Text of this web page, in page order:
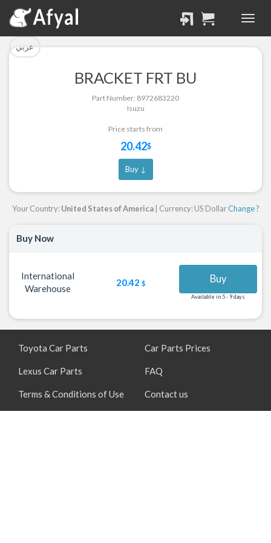
عربي
BRACKET FRT BU
Part Number: 8972683220
Isuzu
Price starts from
20.42$
Buy ↓
Your Country:United States of America| Currency: US DollarChange ?
Buy Now
International
Warehouse
20.42 $ Buy
Available in 5 - 9 days
تم إضافة القطعة بنجاح.
Part Successfully
Selected
تم إضافة القطعة للسلة
بنجاح.
Part Added to Cart
Toyota Car Parts
Lexus Car Parts
Terms & Conditions of Use
Car Parts Prices
FAQ
Contact us